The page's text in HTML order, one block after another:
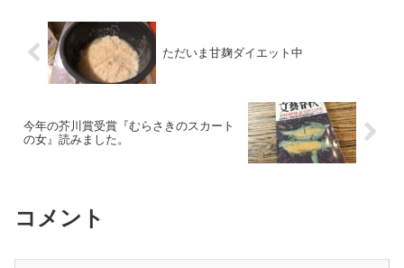
ただいま甘麹ダイエット中
今年の芥川賞受賞『むらさきのスカート
の女』読みました。
コメント